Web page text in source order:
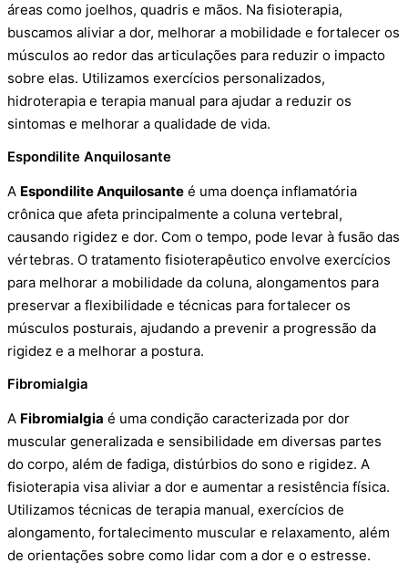
áreas como joelhos, quadris e mãos. Na fisioterapia,
buscamos aliviar a dor, melhorar a mobilidade e fortalecer os
músculos ao redor das articulações para reduzir o impacto
sobre elas. Utilizamos exercícios personalizados,
hidroterapia e terapia manual para ajudar a reduzir os
sintomas e melhorar a qualidade de vida.
Espondilite Anquilosante
A Espondilite Anquilosante é uma doença inflamatória
crônica que afeta principalmente a coluna vertebral,
causando rigidez e dor. Com o tempo, pode levar à fusão das
vértebras. O tratamento fisioterapêutico envolve exercícios
para melhorar a mobilidade da coluna, alongamentos para
preservar a flexibilidade e técnicas para fortalecer os
músculos posturais, ajudando a prevenir a progressão da
rigidez e a melhorar a postura.
Fibromialgia
A Fibromialgia é uma condição caracterizada por dor
muscular generalizada e sensibilidade em diversas partes
do corpo, além de fadiga, distúrbios do sono e rigidez. A
fisioterapia visa aliviar a dor e aumentar a resistência física.
Utilizamos técnicas de terapia manual, exercícios de
alongamento, fortalecimento muscular e relaxamento, além
de orientações sobre como lidar com a dor e o estresse.